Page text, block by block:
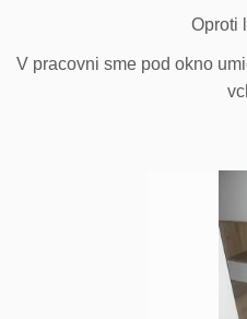
Oproti
V pracovni sme pod okno